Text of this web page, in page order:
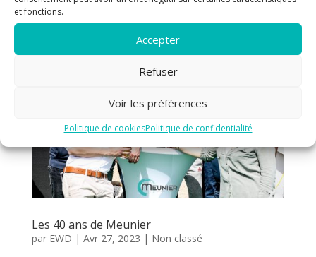
et fonctions.
Accepter
Refuser
Voir les préférences
Politique de cookiesPolitique de confidentialité
Les 40 ans de Meunier
par EWD | Avr 27, 2023 | Non classé